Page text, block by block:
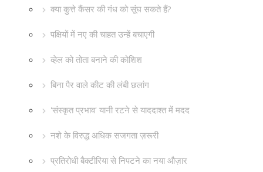
क्या कुत्ते कैंसर की गंध को सूंघ सकते हैं?
पक्षियों में नए की चाहत उन्हें बचाएगी
व्हेल को तोता बनाने की कोशिश
बिना पैर वाले कीट की लंबी छलांग
'संस्कृत प्रभाव' यानी रटने से याददाश्त में मदद
नशे के विरुद्ध अधिक सजगता ज़रूरी
प्रतिरोधी बैक्टीरिया से निपटने का नया औज़ार